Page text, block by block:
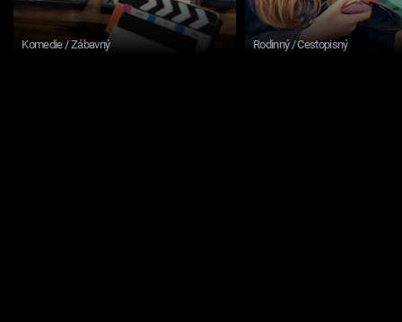
Komedie / Zábavný Rodinný / Cestopisný